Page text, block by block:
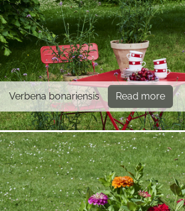
Verbena bonariensis Read more